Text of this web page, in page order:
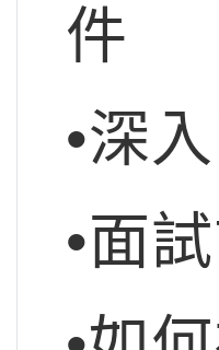
件
•深
•面